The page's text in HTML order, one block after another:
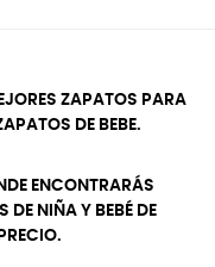
ZAPATOS PARA
DE BEBE.
ENCONTRARÁS
NIÑA Y BEBÉ DE